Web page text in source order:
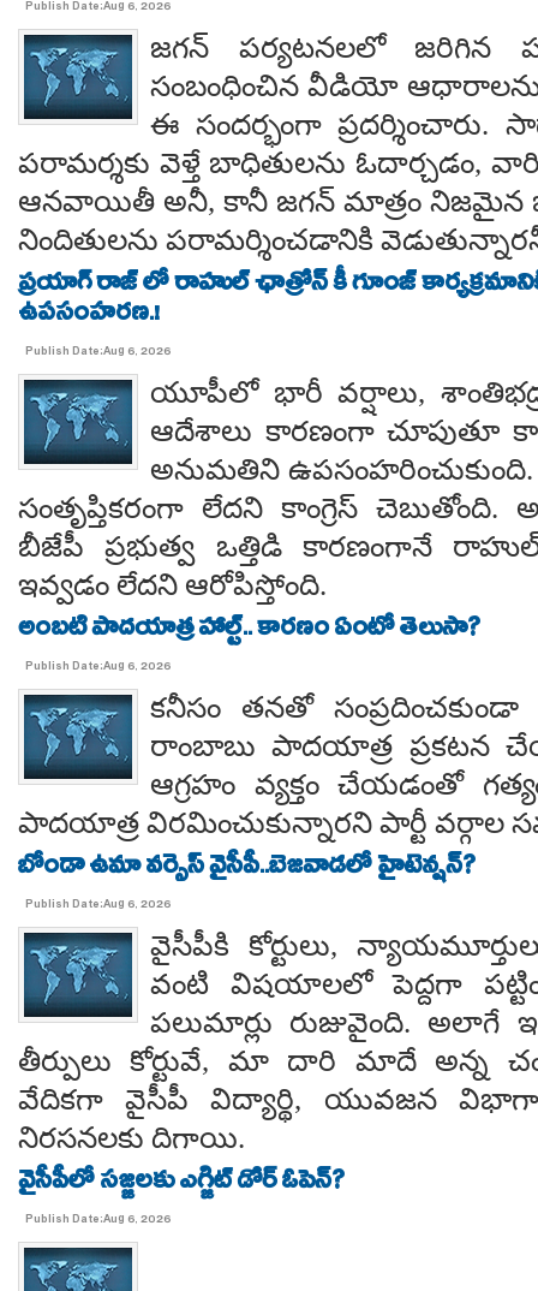
Publish Date:Aug 6, 2026
జగన్ పర్యటనలలో జరిగిన
సంబంధించిన వీడియో
ఈ సందర్భంగా
పరామర్శకు వెళ్తే బాధితులను ఓదార్చడం,
ఆనవాయితీ అనీ, కానీ జగన్ మాత్రం నిజమైన
నిందితులను పరామర్శించడానికి
ప్రయాగ్ రాజ్ లో రాహుల్ ఛాత్రోన్ కీ గూంజ్
ఉపసంహరణ.!
Publish Date:Aug 6, 2026
యూపీలో భారీ వర్షాలు,
ఆదేశాలు కారణంగా చూపుతూ
అనుమతిని
సంతృప్తికరంగా లేదని కాంగ్రెస్ చెబుతోంది.
బీజేపీ ప్రభుత్వ ఒత్తిడి కారణంగానే
ఇవ్వడం లేదని ఆరోపిస్తోంది.
అంబటి పాదయాత్ర హాల్ట్.. కారణం ఏంటో తెలుసా?
Publish Date:Aug 6, 2026
కనీసం తనతో సంప్రదించకుండా
రాంబాబు పాదయాత్ర ప్రకటన
ఆగ్రహం వ్యక్తం చేయడంతో
పాదయాత్ర విరమించుకున్నారని పార్టీ వర్గాల
బోండా ఉమా వర్సెస్ వైసీపీ..బెజవాడలో హైటెన్షన్?
Publish Date:Aug 6, 2026
వైసీపీకి కోర్టులు,
వంటి విషయాలలో పెద్దగా
పలుమార్లు రుజువైంది. అలాగే
తీర్పులు కోర్టువే, మా దారి మాదే అన్న
వేదికగా వైసీపీ విద్యార్థి, యువజన
నిరసనలకు దిగాయి.
వైసీపీలో సజ్జలకు ఎగ్జిట్ డోర్ ఓపెన్?
Publish Date:Aug 6, 2026